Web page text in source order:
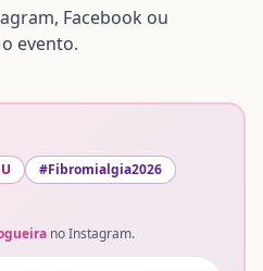
Facebook ou
evento.
#Fibromialgia2026
no Instagram.